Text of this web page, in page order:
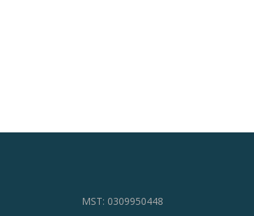
MST: 0309950448